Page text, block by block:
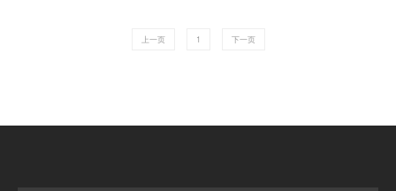
上一页 1 下一页